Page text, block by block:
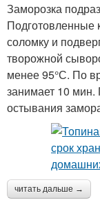
Заморозка
Подготовленные
соломку и
творожной
менее 95°С. По
занимает 10
остывания
читать дальше →